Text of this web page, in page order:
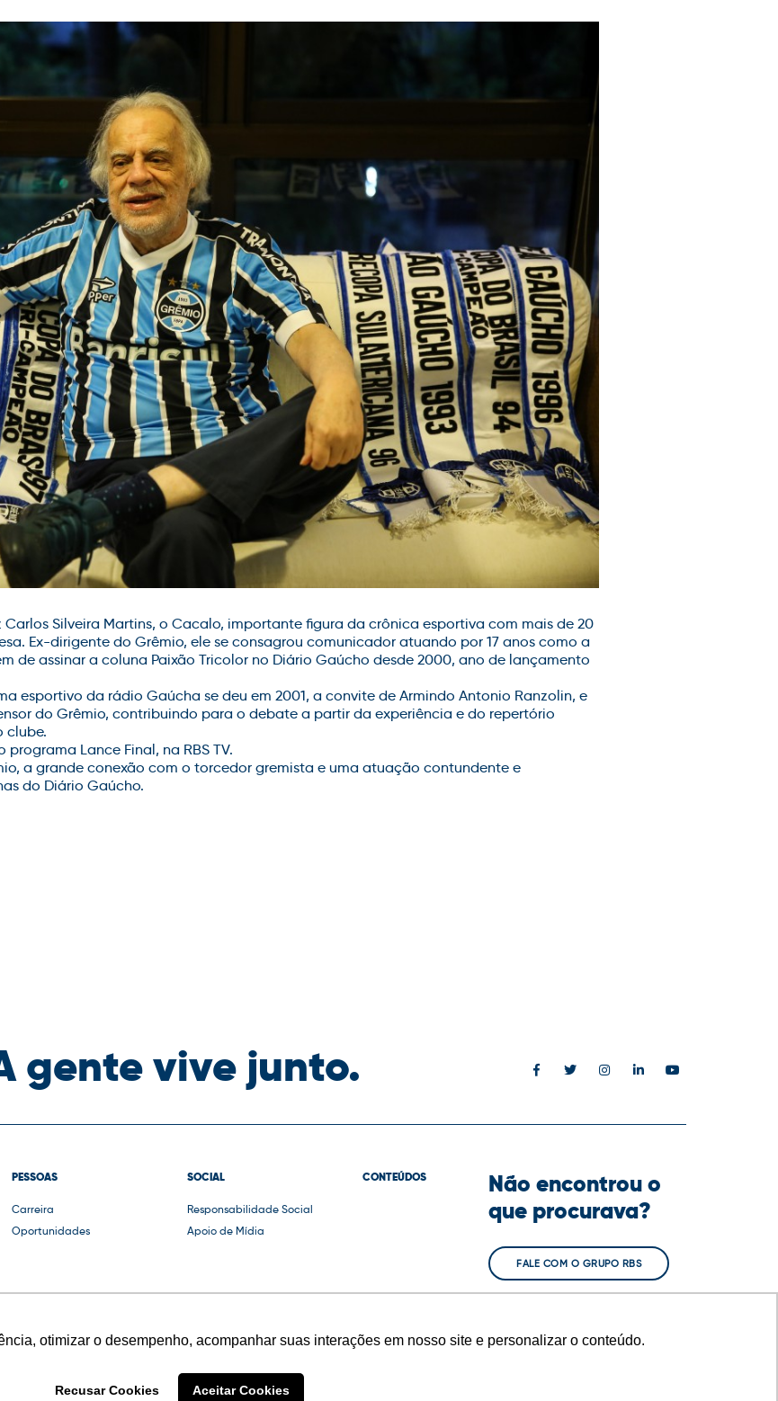
otimizar o desempenho, acompanhar suas interações em nosso site e personalizar o conteúdo.
Recusar Cookies Aceitar Cookies
Carlos Silveira Martins, o Cacalo, importante figura da crônica esportiva com mais de 20
Ex-dirigente do Grêmio, ele se consagrou comunicador atuando por 17 anos como a
de assinar a coluna Paixão Tricolor no Diário Gaúcho desde 2000, ano de lançamento
esportivo da rádio Gaúcha se deu em 2001, a convite de Armindo Antonio Ranzolin, e
do Grêmio, contribuindo para o debate a partir da experiência e do repertório
clube.
Lance Final, na RBS TV.
a grande conexão com o torcedor gremista e uma atuação contundente e
do Diário Gaúcho.
gente vive junto.
PESSOAS
Carreira
Oportunidades
SOCIAL
Responsabilidade Social
Apoio de Mídia
CONTEÚDOS
Não encontrou o
que procurava?
FALE COM O GRUPO RBS